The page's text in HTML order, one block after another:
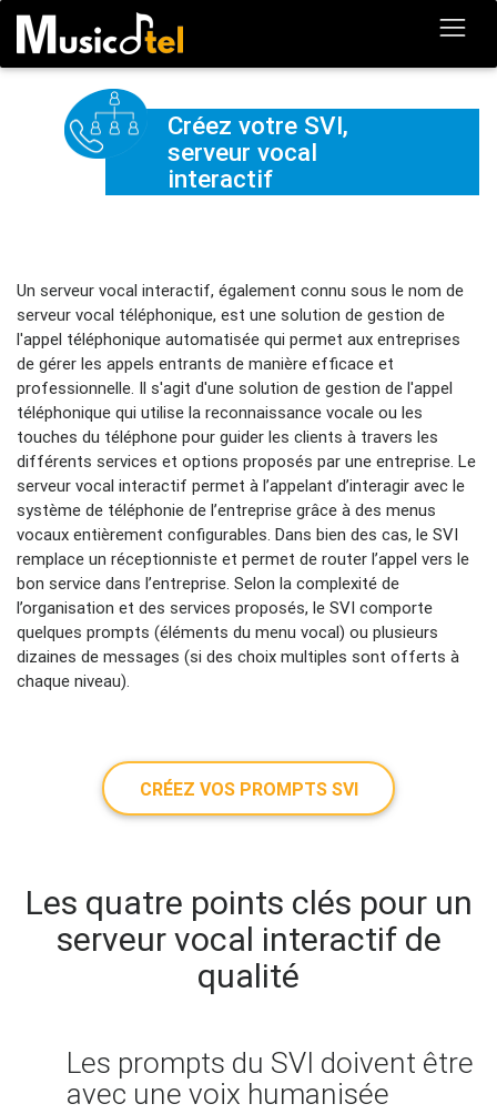
Créez votre SVI,
serveur vocal
interactif
Un serveur vocal interactif, également connu sous le nom de
serveur vocal téléphonique, est une solution de gestion de
l'appel téléphonique automatisée qui permet aux entreprises
de gérer les appels entrants de manière efficace et
professionnelle. Il s'agit d'une solution de gestion de l'appel
téléphonique qui utilise la reconnaissance vocale ou les
touches du téléphone pour guider les clients à travers les
différents services et options proposés par une entreprise. Le
serveur vocal interactif permet à l’appelant d’interagir avec le
système de téléphonie de l’entreprise grâce à des menus
vocaux entièrement configurables. Dans bien des cas, le SVI
remplace un réceptionniste et permet de router l’appel vers le
bon service dans l’entreprise. Selon la complexité de
l’organisation et des services proposés, le SVI comporte
quelques prompts (éléments du menu vocal) ou plusieurs
dizaines de messages (si des choix multiples sont offerts à
chaque niveau).
CRÉEZ VOS PROMPTS SVI
Les quatre points clés pour un
serveur vocal interactif de
qualité
Les prompts du SVI doivent être
avec une voix humanisée